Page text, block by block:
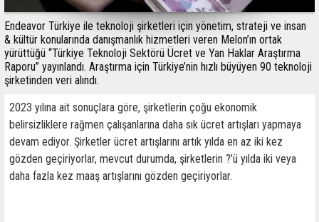
Endeavor Türkiye ile teknoloji şirketleri için yönetim, strateji ve insan
& kültür konularında danışmanlık hizmetleri veren Melon’ın ortak
yürüttüğü “Türkiye Teknoloji Sektörü Ücret ve Yan Haklar Araştırma
Raporu” yayınlandı. Araştırma için Türkiye’nin hızlı büyüyen 90 teknoloji
şirketinden veri alındı.
2023 yılına ait sonuçlara göre, şirketlerin çoğu ekonomik
belirsizliklere rağmen çalışanlarına daha sık ücret artışları yapmaya
devam ediyor. Şirketler ücret artışlarını artık yılda en az iki kez
gözden geçiriyorlar, mevcut durumda, şirketlerin ?’ü yılda iki veya
daha fazla kez maaş artışlarını gözden geçiriyorlar.